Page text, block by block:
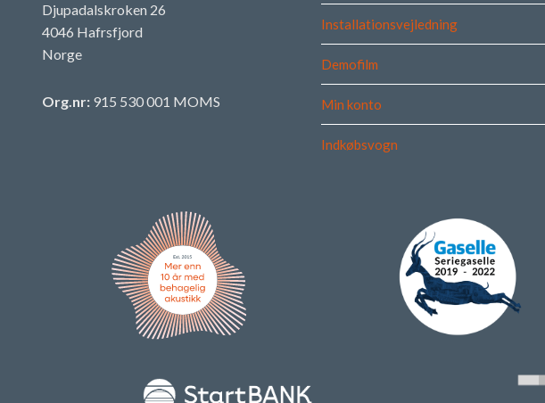
Djupadalskroken 26
4046 Hafrsfjord
Norge
Org.nr: 915 530 001 MOMS
Installationsvejledning
Demofilm
Min konto
Indkøbsvogn